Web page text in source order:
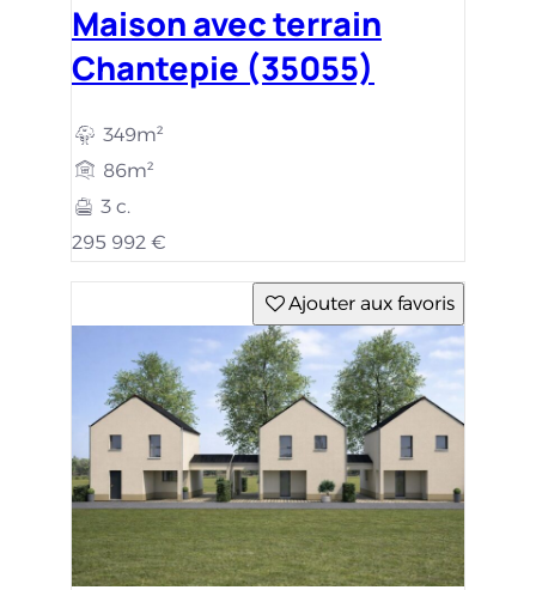
Maison avec terrain
Chantepie (35055)
349m²
86m²
3 c.
295 992 €
Ajouter aux favoris